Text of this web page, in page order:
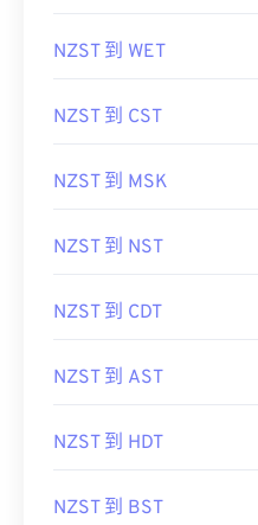
NZST 到 WET
NZST 到 CST
NZST 到 MSK
NZST 到 NST
NZST 到 CDT
NZST 到 AST
NZST 到 HDT
NZST 到 BST